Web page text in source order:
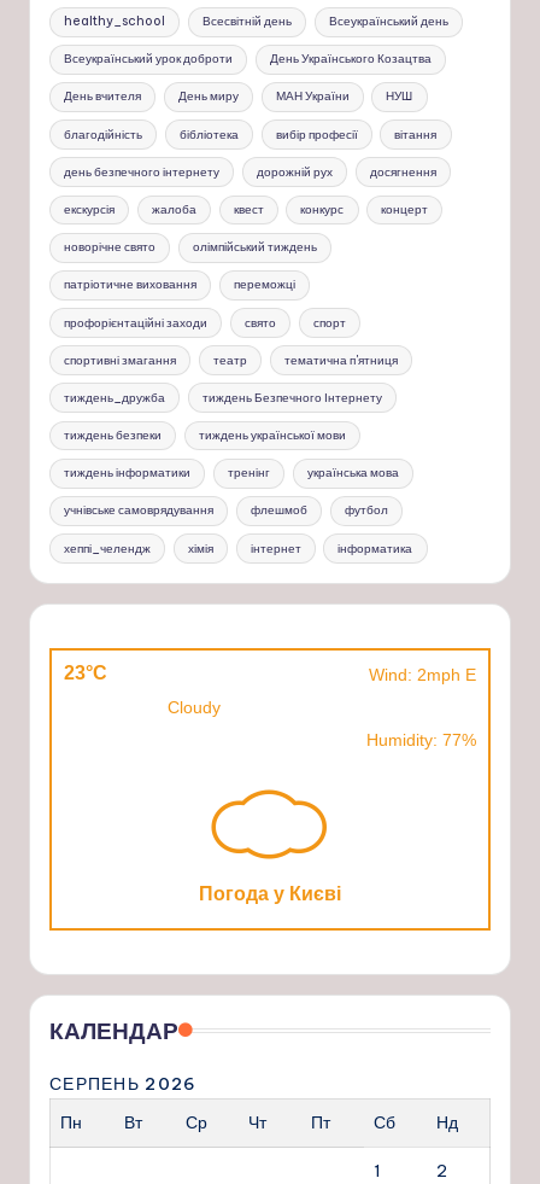
healthy_school Всесвітній день Всеукраїнський день
Всеукраїнський урок доброти День Українського Козацтва
День вчителя День миру МАН України НУШ
благодійність бібліотека вибір професії вітання
день безпечного інтернету дорожній рух досягнення
екскурсія жалоба квест конкурс концерт
новорічне свято олімпійський тиждень
патріотичне виховання переможці
профорієнтаційні заходи свято спорт
спортивні змагання театр тематична п'ятниця
тиждень_дружба тиждень Безпечного Інтернету
тиждень безпеки тиждень української мови
тиждень інформатики тренінг українська мова
учнівське самоврядування флешмоб футбол
хеппі_челендж хімія інтернет інформатика
23°C
Wind: 2mph E
Cloudy
Humidity: 77%
Погода у Києві
КАЛЕНДАР
СЕРПЕНЬ 2026
Пн
Вт Ср Чт Пт Сб Нд
1 2